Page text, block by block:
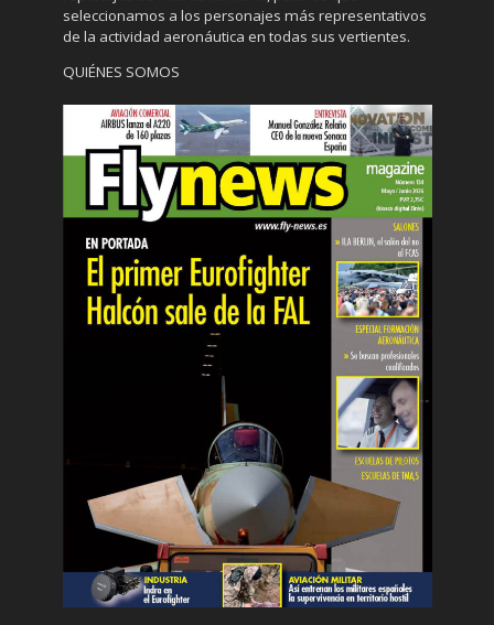
seleccionamos a los personajes más representativos
de la actividad aeronáutica en todas sus vertientes.
QUIÉNES SOMOS